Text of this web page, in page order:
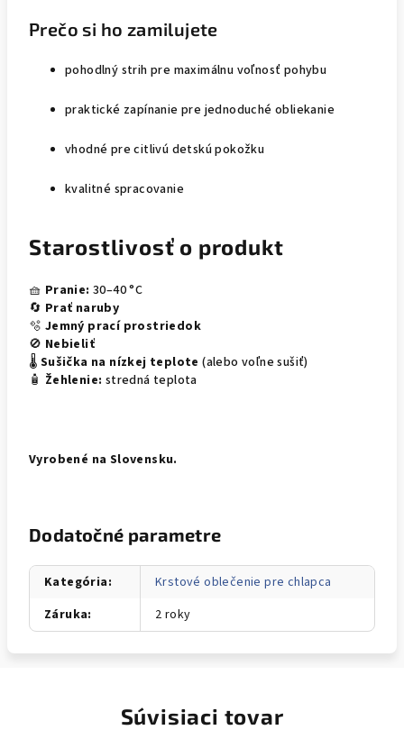
Prečo si ho zamilujete
pohodlný strih pre maximálnu voľnosť pohybu
praktické zapínanie pre jednoduché obliekanie
vhodné pre citlivú detskú pokožku
kvalitné spracovanie
Starostlivosť o produkt
🧺 Pranie: 30–40 °C
🔄 Prať naruby
🫧 Jemný prací prostriedok
🚫 Nebieliť
🌡️ Sušička na nízkej teplote (alebo voľne sušiť)
🧴 Žehlenie: stredná teplota
Vyrobené na Slovensku.
Dodatočné parametre
Kategória:
Krstové oblečenie pre chlapca
Záruka: 2 roky
Súvisiaci tovar